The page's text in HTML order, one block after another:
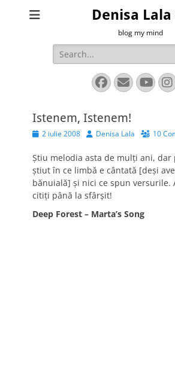
Denisa
blog my mind
Search
for:
Facebook
Email
Istenem, Istenem!
Posted2 iulie 2008 AuthorDenisa Lala 10
Ştiu melodia asta de mulţi ani, dar
ştiut în ce limbă e cântată [deşi
bănuială] şi nici ce spun versurile.
citiţi până la sfârşit!
Deep Forest – Marta’s Song